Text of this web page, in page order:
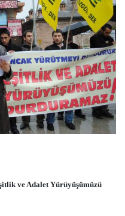
ve Adalet Yürüyüşümüzü